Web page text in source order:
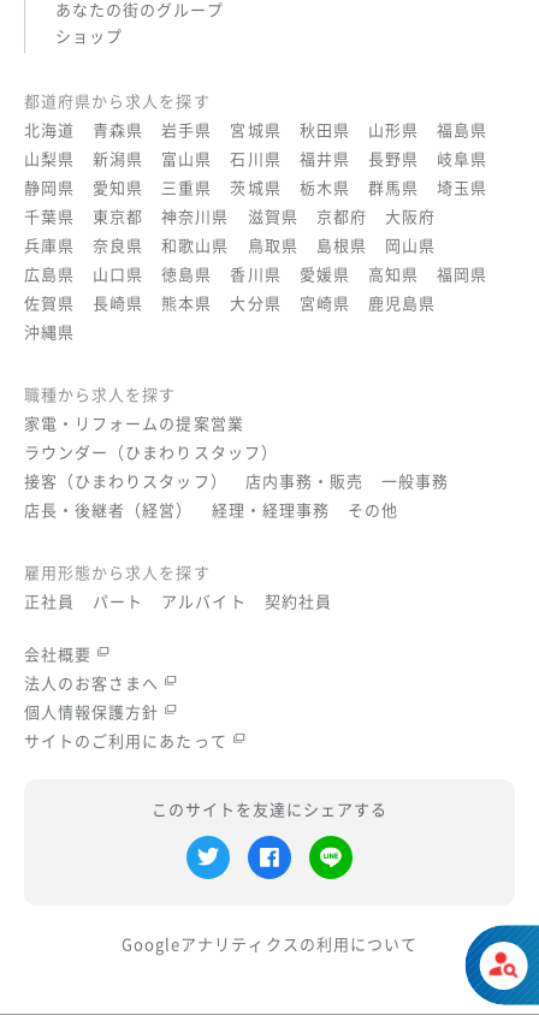
会社概要
法人のお客さまへ
個人情報保護方針
サイトのご利用にあたって
このサイトを友達にシェアする
Googleアナリティクスの利用について
あなたの街のグループ
ショップ
都道府県から求人を探す
北海道
青森県 岩手県 宮城県 秋田県 山形県
福島県
山梨県
新潟県 富山県 石川県 福井県 長野県
岐阜県
静岡県
愛知県 三重県 茨城県 栃木県 群馬県
埼玉県
千葉県
東京都 神奈川県 滋賀県 京都府
大阪府
兵庫県
奈良県 和歌山県 鳥取県 島根県
岡山県
広島県
山口県 徳島県 香川県 愛媛県 高知県
福岡県
佐賀県
長崎県 熊本県 大分県 宮崎県
鹿児島県
沖縄県
職種から求人を探す
家電・リフォームの提案営業
ラウンダー（ひまわりスタッフ）
接客（ひまわりスタッフ）
店内事務・販売
一般事務
店長・後継者（経営）
経理・経理事務 その他
雇用形態から求人を探す
正社員
パート アルバイト 契約社員